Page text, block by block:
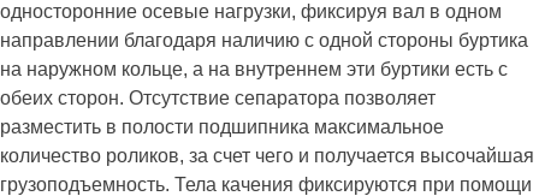
односторонние осевые нагрузки, фиксируя вал в одном
направлении благодаря наличию с одной стороны буртика
на наружном кольце, а на внутреннем эти буртики есть с
обеих сторон. Отсутствие сепаратора позволяет
разместить в полости подшипника максимальное
количество роликов, за счет чего и получается высочайшая
грузоподъемность. Тела качения фиксируются при помощи